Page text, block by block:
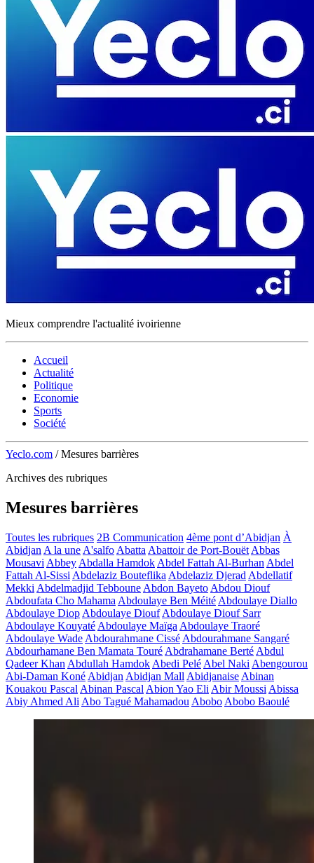
Mieux comprendre l'actualité ivoirienne
Accueil
Actualité
Politique
Economie
Sports
Société
Yeclo.com / Mesures barrières
Archives des rubriques
Mesures barrières
Toutes les rubriques 2B Communication 4ème pont d’Abidjan À
Abidjan A la une A'salfo Abatta Abattoir de Port-Bouët Abbas
Mousavi Abbey Abdalla Hamdok Abdel Fattah Al-Burhan Abdel
Fattah Al-Sissi Abdelaziz Bouteflika Abdelaziz Djerad Abdellatif
Mekki Abdelmadjid Tebboune Abdon Bayeto Abdou Diouf
Abdoufata Cho Mahama Abdoulaye Ben Méité Abdoulaye Diallo
Abdoulaye Diop Abdoulaye Diouf Abdoulaye Diouf Sarr
Abdoulaye Kouyaté Abdoulaye Maïga Abdoulaye Traoré
Abdoulaye Wade Abdourahmane Cissé Abdourahmane Sangaré
Abdourhamane Ben Mamata Touré Abdrahamane Berté Abdul
Qadeer Khan Abdullah Hamdok Abedi Pelé Abel Naki Abengourou
Abi-Daman Koné Abidjan Abidjan Mall Abidjanaise Abinan
Kouakou Pascal Abinan Pascal Abion Yao Eli Abir Moussi Abissa
Abiy Ahmed Ali Abo Tagué Mahamadou Abobo Abobo Baoulé